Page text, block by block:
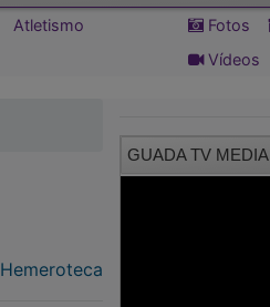
Atletismo
Fotos
Vídeos
Hemeroteca
GUADA TV MEDIA